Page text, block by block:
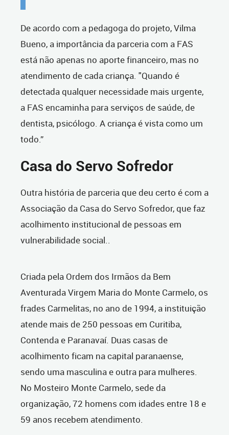
De acordo com a pedagoga do projeto, Vilma
Bueno, a importância da parceria com a FAS
está não apenas no aporte financeiro, mas no
atendimento de cada criança. "Quando é
detectada qualquer necessidade mais urgente,
a FAS encaminha para serviços de saúde, de
dentista, psicólogo. A criança é vista como um
todo.”
Casa do Servo Sofredor
Outra história de parceria que deu certo é com a
Associação da Casa do Servo Sofredor, que faz
acolhimento institucional de pessoas em
vulnerabilidade social..
Criada pela Ordem dos Irmãos da Bem
Aventurada Virgem Maria do Monte Carmelo, os
frades Carmelitas, no ano de 1994, a instituição
atende mais de 250 pessoas em Curitiba,
Contenda e Paranavaí. Duas casas de
acolhimento ficam na capital paranaense,
sendo uma masculina e outra para mulheres.
No Mosteiro Monte Carmelo, sede da
organização, 72 homens com idades entre 18 e
59 anos recebem atendimento.